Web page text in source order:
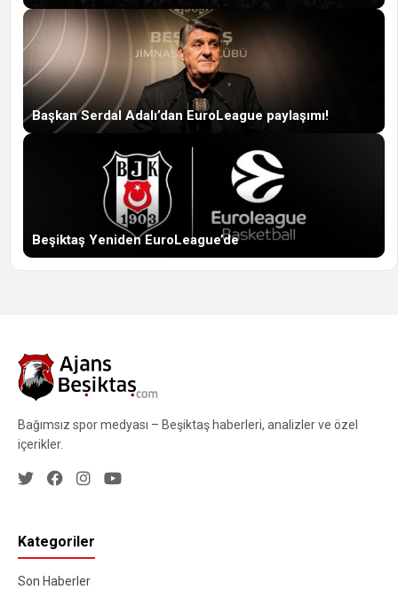
Başkan Serdal Adalı’dan EuroLeague paylaşımı!
Beşiktaş Yeniden EuroLeague’de
Bağımsız spor medyası – Beşiktaş haberleri, analizler ve özel
içerikler.
Kategoriler
Son Haberler